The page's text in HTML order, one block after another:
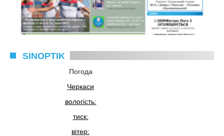
SINOPTIK
Погода
Черкаси
вологість:
тиск:
вітер: